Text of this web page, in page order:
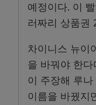
예정이다. 이
러짜리 상품권
차이니스 뉴이
을 바꿔야 한
이 주장해 루
이름을 바꿨지